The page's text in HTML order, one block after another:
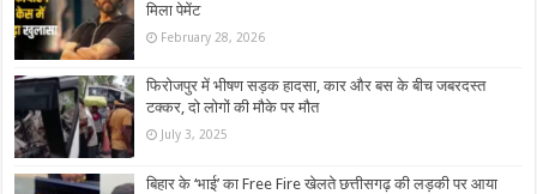
मिला पेमेंट
February 28, 2026
फिरोजपुर में भीषण सड़क हादसा, कार और बस के बीच जबरदस्त
टक्कर, दो लोगों की मौके पर मौत
July 3, 2025
बिहार के ‘भाई’ का Free Fire खेलते छत्तीसगढ़ की लड़की पर आया